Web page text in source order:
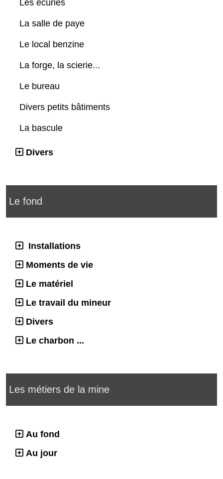
Les écuries
La salle de paye
Le local benzine
La forge, la scierie...
Le bureau
Divers petits bâtiments
La bascule
Divers
Le fond
Installations
Moments de vie
Le matériel
Le travail du mineur
Divers
Le charbon ...
Les métiers de la mine
Au fond
Au jour